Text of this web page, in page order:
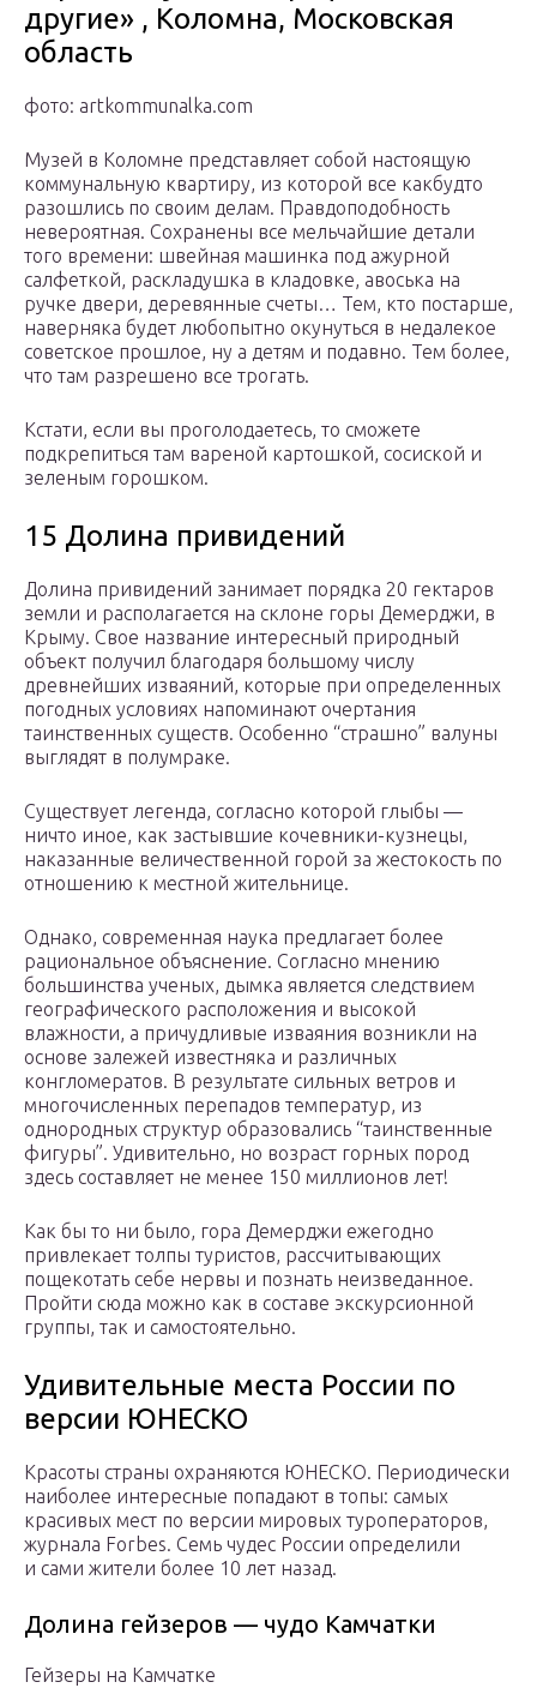
другие» , Коломна, Московская
область
фото: artkommunalka.com
Музей в Коломне представляет собой настоящую
коммунальную квартиру, из которой все какбудто
разошлись по своим делам. Правдоподобность
невероятная. Сохранены все мельчайшие детали
того времени: швейная машинка под ажурной
салфеткой, раскладушка в кладовке, авоська на
ручке двери, деревянные счеты… Тем, кто постарше,
наверняка будет любопытно окунуться в недалекое
советское прошлое, ну а детям и подавно. Тем более,
что там разрешено все трогать.
Кстати, если вы проголодаетесь, то сможете
подкрепиться там вареной картошкой, сосиской и
зеленым горошком.
15 Долина привидений
Долина привидений занимает порядка 20 гектаров
земли и располагается на склоне горы Демерджи, в
Крыму. Свое название интересный природный
объект получил благодаря большому числу
древнейших изваяний, которые при определенных
погодных условиях напоминают очертания
таинственных существ. Особенно “страшно” валуны
выглядят в полумраке.
Существует легенда, согласно которой глыбы —
ничто иное, как застывшие кочевники-кузнецы,
наказанные величественной горой за жестокость по
отношению к местной жительнице.
Однако, современная наука предлагает более
рациональное объяснение. Согласно мнению
большинства ученых, дымка является следствием
географического расположения и высокой
влажности, а причудливые изваяния возникли на
основе залежей известняка и различных
конгломератов. В результате сильных ветров и
многочисленных перепадов температур, из
однородных структур образовались “таинственные
фигуры”. Удивительно, но возраст горных пород
здесь составляет не менее 150 миллионов лет!
Как бы то ни было, гора Демерджи ежегодно
привлекает толпы туристов, рассчитывающих
пощекотать себе нервы и познать неизведанное.
Пройти сюда можно как в составе экскурсионной
группы, так и самостоятельно.
Удивительные места России по
версии ЮНЕСКО
Красоты страны охраняются ЮНЕСКО. Периодически
наиболее интересные попадают в топы: самых
красивых мест по версии мировых туроператоров,
журнала Forbes. Семь чудес России определили
и сами жители более 10 лет назад.
Долина гейзеров — чудо Камчатки
Гейзеры на Камчатке